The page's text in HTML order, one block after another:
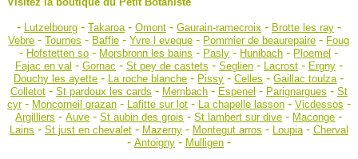
- Lutzelbourg- Takaroa- Omont- Gaurain-ramecroix - Brotte les ray-
Vebre -Tournes - Baffie -Yvre l eveque - Pommier de beaurepaire - Foug
- Hofstetten so - Morsbronn les bains - Pasly - Hunibach - Ploemel -
Fajac en val - Gornac - St pey de castets - Seglien- Lacrost- Ergny-
Douchy les ayette - La roche blanche - Pissy -Celles -Gaillac toulza -
Colletot- St pardoux les cards - Membach- Espenel - Parignargues - St
cyr- Moncorneil grazan- Lafitte sur lot- La chapelle lasson- Vicdessos -
Argilliers -Auve -St aubin des grois -St lambert sur dive - Maconge -
Lains - St just en chevalet- Mazerny- Montegut arros - Loupia- Cherval
- Antoigny- Mulligen-